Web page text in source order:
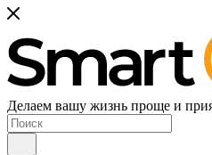
Делаем вашу жизнь проще и